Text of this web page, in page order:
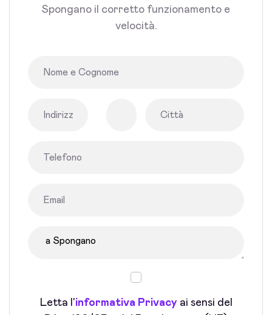
Spongano il corretto funzionamento e
velocità.
Letta l'informativa Privacyai sensi del